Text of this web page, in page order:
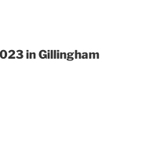
in Gillingham